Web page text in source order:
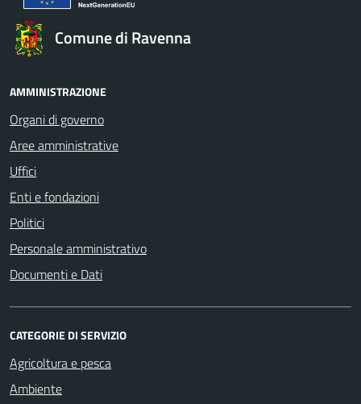
Comune di Ravenna
AMMINISTRAZIONE
Organi di governo
Aree amministrative
Uffici
Enti e fondazioni
Politici
Personale amministrativo
Documenti e Dati
CATEGORIE DI SERVIZIO
Agricoltura e pesca
Ambiente